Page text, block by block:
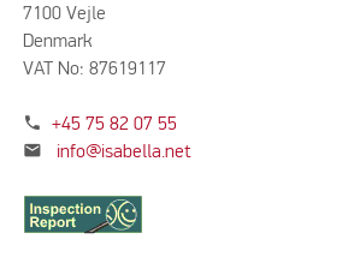
7100 Vejle
Denmark
VAT No: 87619117
phone +45 75 82 07 55
mail info@isabella.net